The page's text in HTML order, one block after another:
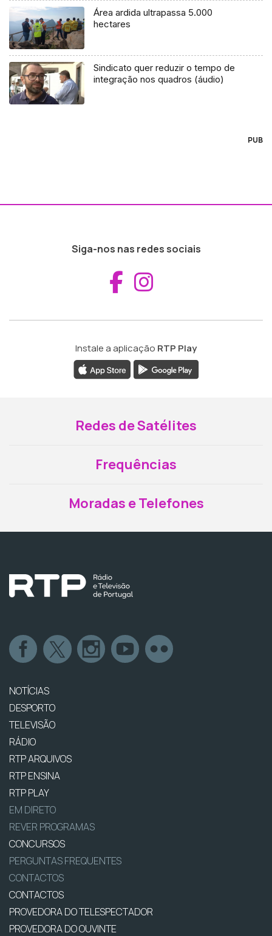
Área ardida ultrapassa 5.000
hectares
Sindicato quer reduzir o tempo de
integração nos quadros (áudio)
PUB
Siga-nos nas redes sociais
Aceder ao
Instale a aplicação RTP Play
Redes de Satélites
Frequências
Moradas e Telefones
NOTÍCIAS
DESPORTO
TELEVISÃO
RÁDIO
RTP ARQUIVOS
RTP ENSINA
RTP PLAY
EM DIRETO
REVER PROGRAMAS
CONCURSOS
PERGUNTAS FREQUENTES
CONTACTOS
CONTACTOS
PROVEDORA DO TELESPECTADOR
PROVEDORA DO OUVINTE